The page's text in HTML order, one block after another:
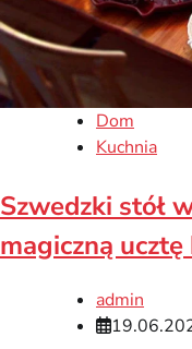
Dom
Kuchnia
Szwedzki stół
magiczną
admin